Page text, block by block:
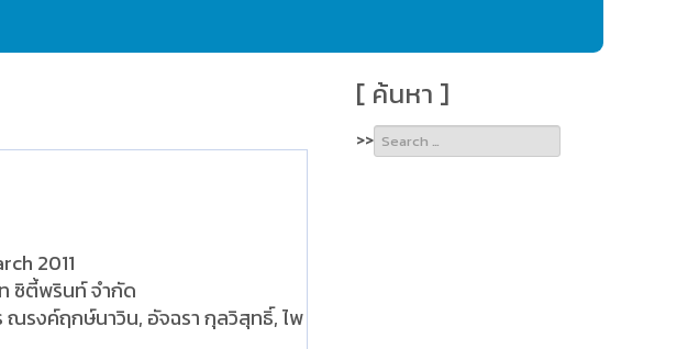
2011
ซิตี้พรินท์ จำกัด
ณรงค์ฤกษ์นาวิน, อัจฉรา กุลวิสุทธิ์, ไพ
[ ค้นหา ]
>>
more